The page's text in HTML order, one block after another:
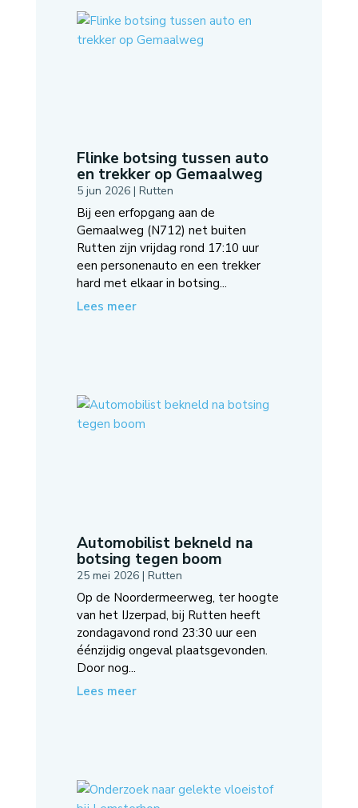
Flinke botsing tussen auto
en trekker op Gemaalweg
5 jun 2026| Rutten
Bij een erfopgang aan de
Gemaalweg (N712) net buiten
Rutten zijn vrijdag rond 17:10 uur
een personenauto en een trekker
hard met elkaar in botsing...
Lees meer
Automobilist bekneld na
botsing tegen boom
25 mei 2026| Rutten
Op de Noordermeerweg, ter hoogte
van het IJzerpad, bij Rutten heeft
zondagavond rond 23:30 uur een
éénzijdig ongeval plaatsgevonden.
Door nog...
Lees meer